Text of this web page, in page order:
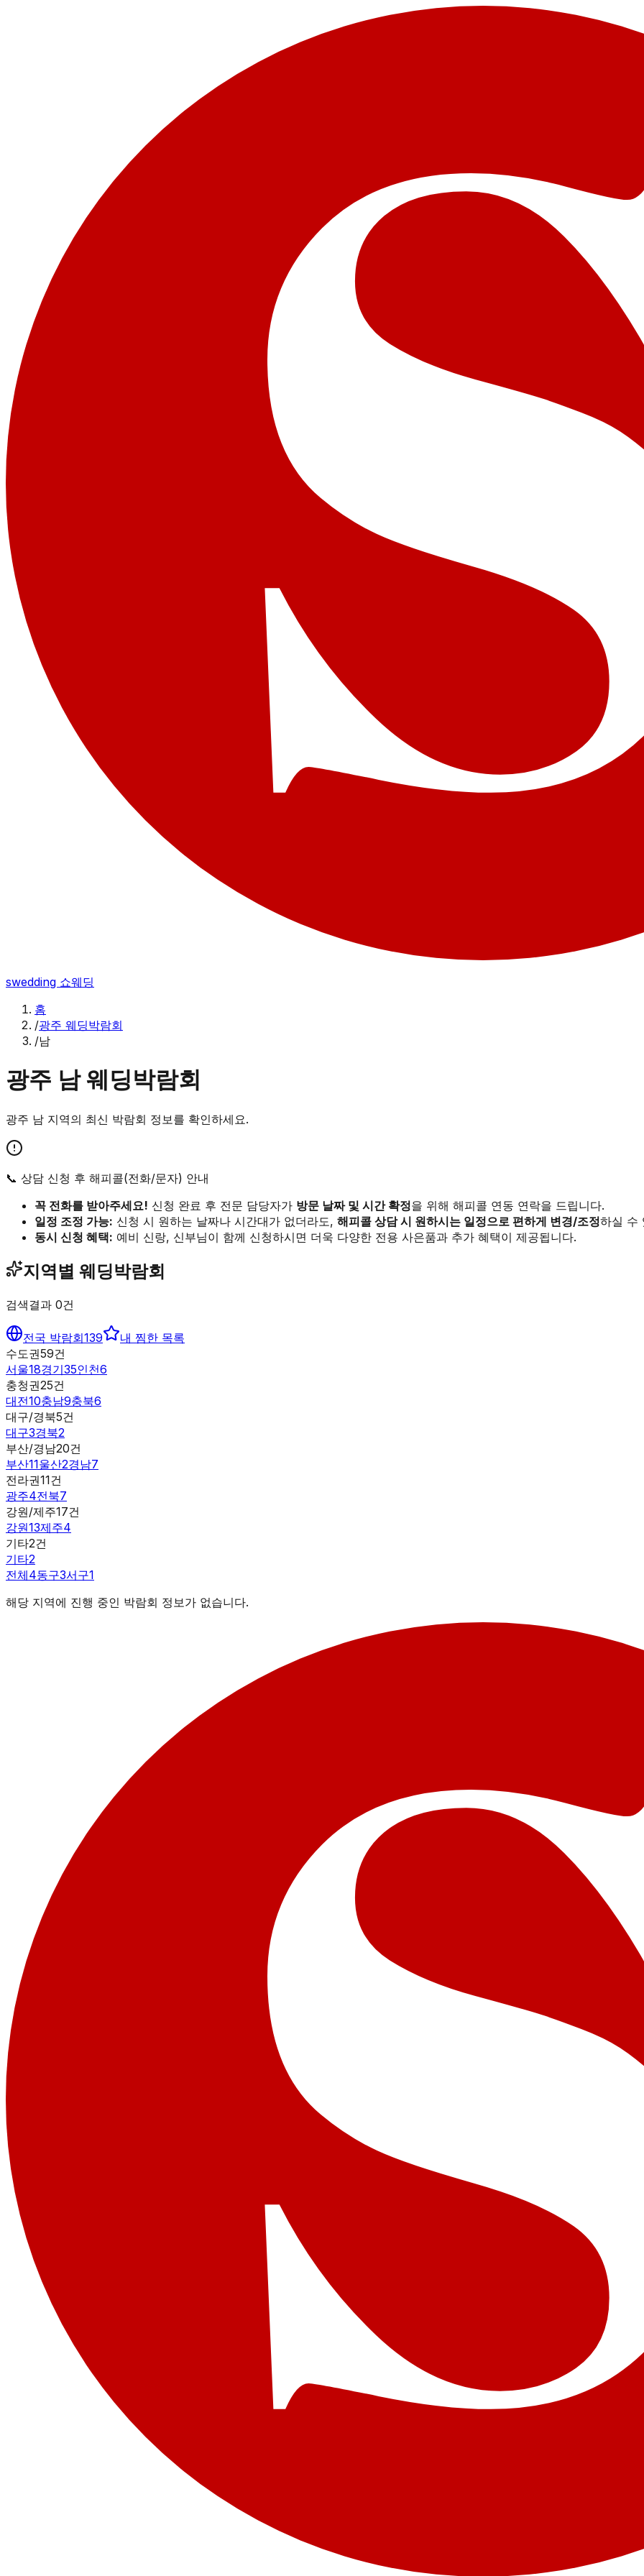
swedding 쇼웨딩
홈
/광주 웨딩박람회
/남
광주 남웨딩박람회
광주 남 지역의 최신 박람회 정보를 확인하세요.
📞 상담 신청 후 해피콜(전화/문자) 안내
꼭 전화를 받아주세요! 신청 완료 후 전문 담당자가 방문 날짜 및 시간 확정을 위해 해피콜 연동 연락을 드립니다.
일정 조정 가능: 신청 시 원하는 날짜나 시간대가 없더라도, 해피콜 상담 시 원하시는 일정으로 편하게 변경/조정하실 수
동시 신청 혜택: 예비 신랑, 신부님이 함께 신청하시면 더욱 다양한 전용 사은품과 추가 혜택이 제공됩니다.
지역별 웨딩박람회
검색결과 0건
전국 박람회139
내 찜한 목록
수도권59건
서울18경기35인천6
충청권25건
대전10충남9충북6
대구/경북5건
대구3경북2
부산/경남20건
부산11울산2경남7
전라권11건
광주4전북7
강원/제주17건
강원13제주4
기타2건
기타2
전체4동구3서구1
해당 지역에 진행 중인 박람회 정보가 없습니다.